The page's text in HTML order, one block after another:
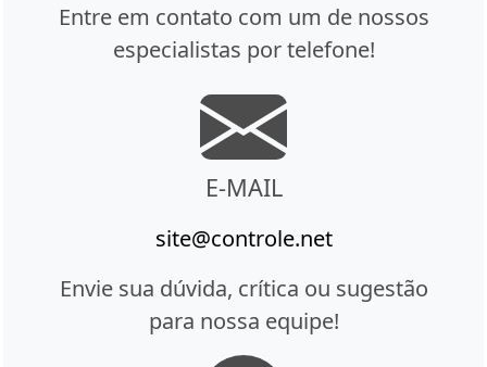
Entre em contato com um de nossos
especialistas por telefone!
E-MAIL
site@controle.net
Envie sua dúvida, crítica ou sugestão
para nossa equipe!